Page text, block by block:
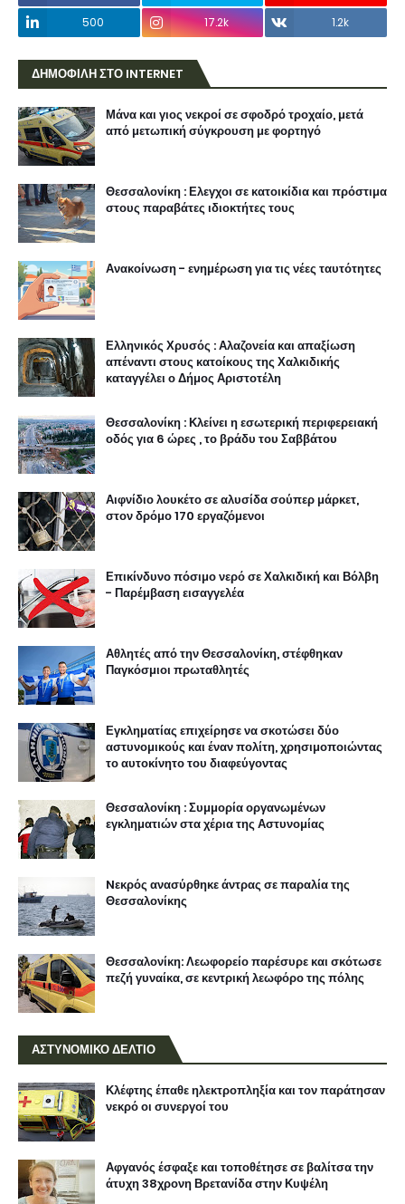
500
17.2k 1.2k
ΔΗΜΟΦΙΛΗ ΣΤΟ INTERNET
Μάνα και γιος νεκροί σε σφοδρό τροχαίο, μετά
από μετωπική σύγκρουση με φορτηγό
Θεσσαλονίκη : Ελεγχοι σε κατοικίδια και πρόστιμα
στους παραβάτες ιδιοκτήτες τους
Ανακοίνωση - ενημέρωση για τις νέες ταυτότητες
Ελληνικός Χρυσός : Αλαζονεία και απαξίωση
απέναντι στους κατοίκους της Χαλκιδικής
καταγγέλει ο Δήμος Αριστοτέλη
Θεσσαλονίκη : Κλείνει η εσωτερική περιφερειακή
οδός για 6 ώρες , το βράδυ του Σαββάτου
Αιφνίδιο λουκέτο σε αλυσίδα σούπερ μάρκετ,
στον δρόμο 170 εργαζόμενοι
Επικίνδυνο πόσιμο νερό σε Χαλκιδική και Βόλβη
- Παρέμβαση εισαγγελέα
Αθλητές από την Θεσσαλονίκη, στέφθηκαν
Παγκόσμιοι πρωταθλητές
Εγκληματίας επιχείρησε να σκοτώσει δύο
αστυνομικούς και έναν πολίτη, χρησιμοποιώντας
το αυτοκίνητο του διαφεύγοντας
Θεσσαλονίκη : Συμμορία οργανωμένων
εγκληματιών στα χέρια της Αστυνομίας
Nεκρός ανασύρθηκε άντρας σε παραλία της
Θεσσαλονίκης
Θεσσαλονίκη: Λεωφορείο παρέσυρε και σκότωσε
πεζή γυναίκα, σε κεντρική λεωφόρο της πόλης
ΑΣΤΥΝΟΜΙΚΟ ΔΕΛΤΙΟ
Κλέφτης έπαθε ηλεκτροπληξία και τον παράτησαν
νεκρό οι συνεργοί του
Αφγανός έσφαξε και τοποθέτησε σε βαλίτσα την
άτυχη 38χρονη Βρετανίδα στην Κυψέλη